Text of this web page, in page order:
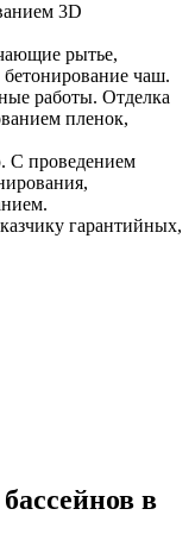
3D
рытье,
бетонирование чаш.
работы. Отделка
пленок,
С проведением
гарантийных,
в